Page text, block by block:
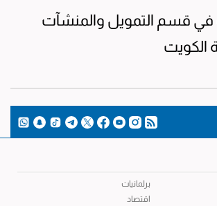
قسم التمويل والمنشآت
الكويت
برلمانيات
اقتصاد